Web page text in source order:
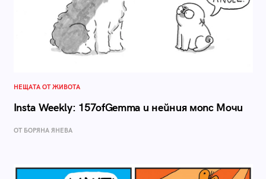
НЕЩАТА ОТ ЖИВОТА
Insta Weekly: 157ofGemma и нейния мопс Мочи
ОТ БОРЯНА ЯНЕВА